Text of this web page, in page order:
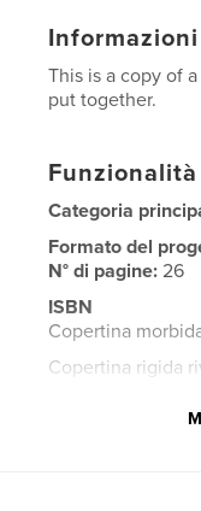
This is a copy of
put together.
Categoria
Formato del
N° di pagine:26
ISBN
Copertina
Copertina rigida